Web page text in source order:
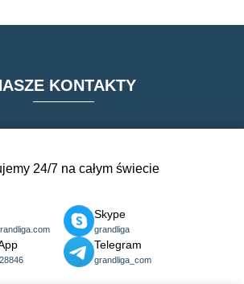
KONTAKTY
24/7 na całym świecie
Skype
grandliga
Telegram
grandliga_com